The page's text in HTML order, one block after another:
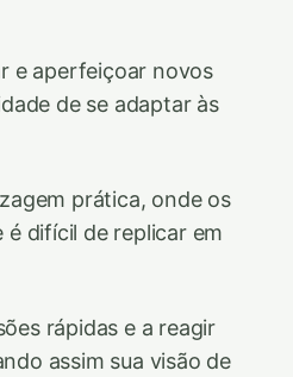
e aperfeiçoar novos
de se adaptar às
prática, onde os
difícil de replicar em
rápidas e a reagir
assim sua visão de